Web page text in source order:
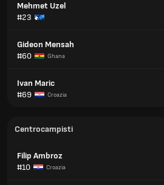
Mehmet Uzel
#23
Gideon Mensah
#60
Ghana
Ivan Maric
#69
Croazia
Centrocampisti
Filip Ambroz
#10
Croazia